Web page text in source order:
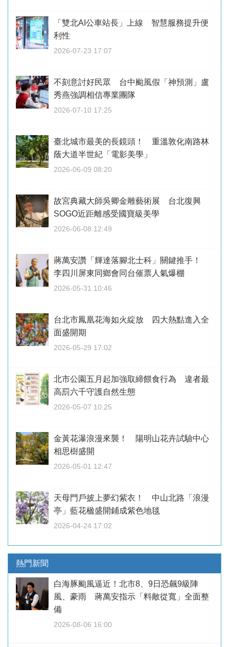
「雙北AI公車站長」上線 智慧服務提升便
利性
2026-07-23 17:07
不刻意討好民眾 台中颱風假「神預測」盧
秀燕強調相信專業團隊
2026-07-10 17:25
臺北城市最美的長鏡頭！ 重溫敦化南路林
蔭大道半世紀「電影美學」
2026-06-09 08:20
故宮典藏大師吳卿金雕藝術展 台北復興
SOGO近距離感受國寶級美學
2026-06-08 12:49
蔣萬安讚「輝達落腳北士科」關鍵推手！
李四川屏東同鄉會同台催票人氣爆棚
2026-05-31 10:46
台北市鳳凰花海如火綻放 四大熱點進入全
面盛開期
2026-05-29 17:02
北市公園五月起加強取締餵食行為 違者最
高罰六千守護自然生態
2026-05-07 10:25
金黃花瀑浪漫來襲！ 陽明山花卉試驗中心
相思樹盛開
2026-05-01 12:47
天母門戶披上夢幻紫衣！ 中山北路「浪漫
亭」藍花楹盛開鋪成紫色地毯
2026-04-24 17:02
熱門新聞
白海豚颱風逼近！北市8、9日恐飆9級陣
風、豪雨 蔣萬安指示「料敵從寬」全面整
備
2026-08-06 16:00